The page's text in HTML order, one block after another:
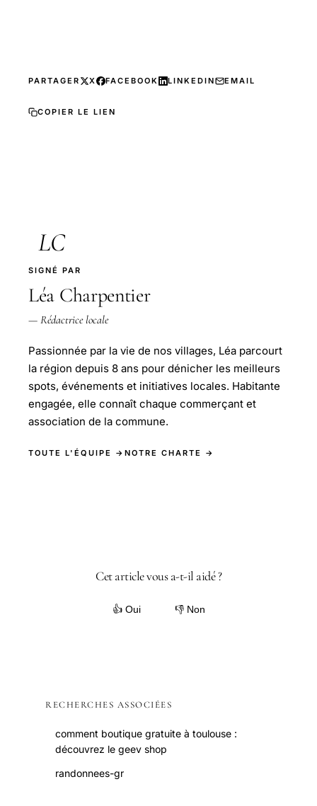
PARTAGER X FACEBOOK LINKEDIN EMAIL
COPIER LE LIEN
LC
SIGNÉ PAR
Léa Charpentier
— Rédactrice locale
Passionnée par la vie de nos villages, Léa parcourt
la région depuis 8 ans pour dénicher les meilleurs
spots, événements et initiatives locales. Habitante
engagée, elle connaît chaque commerçant et
association de la commune.
TOUTE L'ÉQUIPE → NOTRE CHARTE →
Cet article vous a-t-il aidé ?
👍 Oui 👎 Non
RECHERCHES ASSOCIÉES
comment boutique gratuite à toulouse :
découvrez le geev shop
randonnees-gr